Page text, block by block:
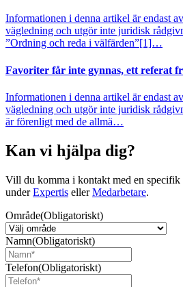
Informationen i denna artikel är endast
vägledning och utgör inte juridisk
”Ordning och reda i välfärden”[1]…
Favoriter får inte gynnas, ett referat
Informationen i denna artikel är endast
vägledning och utgör inte juridisk
är förenligt med de allmä…
Kan vi hjälpa dig?
Vill du komma i kontakt med en specifik
underExpertis ellerMedarbetare.
Område(Obligatoriskt)
Namn(Obligatoriskt)
Telefon(Obligatoriskt)